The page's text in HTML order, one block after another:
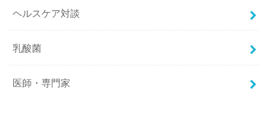
ヘルスケア対談
乳酸菌
医師・専門家